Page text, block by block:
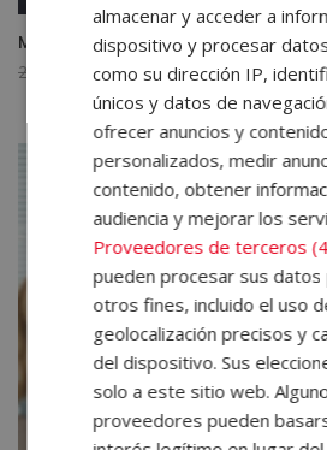
Máster en Tratamiento de la
2.380,00 €El
precio
original
era:
2.380,00€.
595,00€ El
precio
actual
es:
595,00€.
almacenar y acceder a
dispositivo y procesar
como su dirección IP,
únicos y datos de
ofrecer anuncios y
personalizados, medir
contenido, obtener
audiencia y mejorar los
Proveedores de terceros
pueden procesar sus
otros fines, incluido el uso
geolocalización precisos y
del dispositivo. Sus
solo a este sitio web.
proveedores pueden